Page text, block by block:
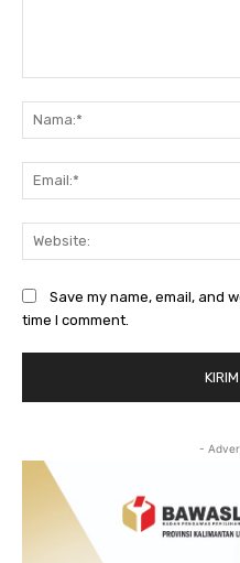
Save my name, email, and
time I comment.
-